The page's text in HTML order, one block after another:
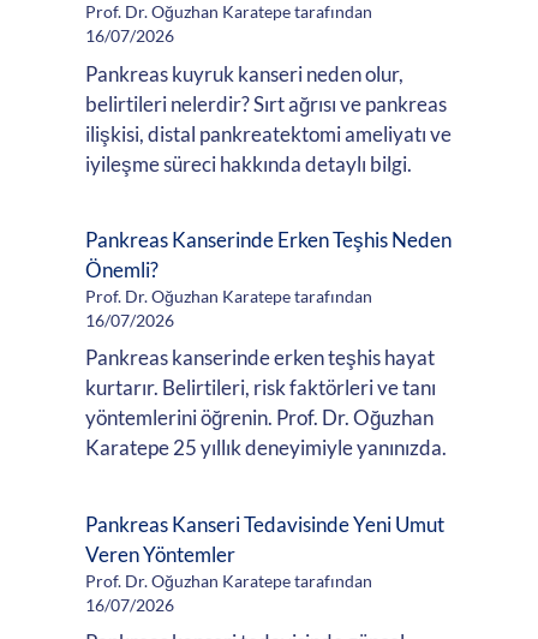
Prof. Dr. Oğuzhan Karatepe tarafından
16/07/2026
Pankreas kuyruk kanseri neden olur,
belirtileri nelerdir? Sırt ağrısı ve pankreas
ilişkisi, distal pankreatektomi ameliyatı ve
iyileşme süreci hakkında detaylı bilgi.
Pankreas Kanserinde Erken Teşhis Neden
Önemli?
Prof. Dr. Oğuzhan Karatepe tarafından
16/07/2026
Pankreas kanserinde erken teşhis hayat
kurtarır. Belirtileri, risk faktörleri ve tanı
yöntemlerini öğrenin. Prof. Dr. Oğuzhan
Karatepe 25 yıllık deneyimiyle yanınızda.
Pankreas Kanseri Tedavisinde Yeni Umut
Veren Yöntemler
Prof. Dr. Oğuzhan Karatepe tarafından
16/07/2026